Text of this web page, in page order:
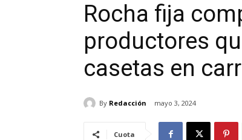
Rocha fija
productores
casetas en
By Redacción mayo 3, 2024
Cuota